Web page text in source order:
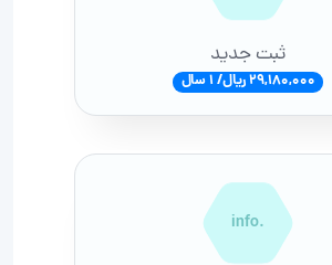
ثبت جدید
29,180,000 ریال/ 1 سال
.info